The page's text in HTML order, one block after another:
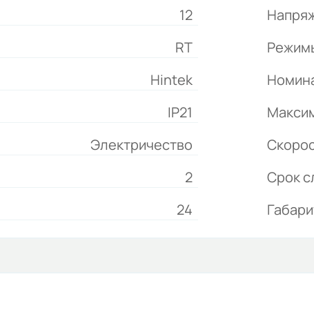
12
RT
Hintek
IP21
Электричество
2 Срок
24